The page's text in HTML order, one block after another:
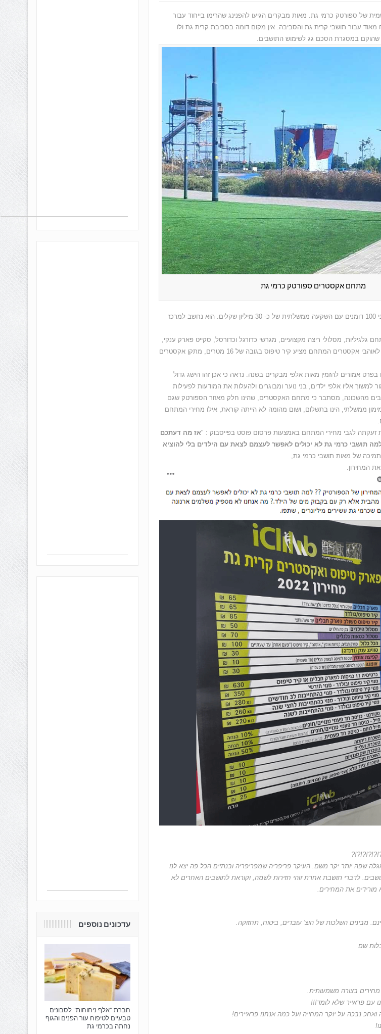
הרשמית של ספורטק כרמי גת. מאות מבקרים הגיעו להפנינג שהרימו בייחוד עבור
עבור תושבי קרית גת והסביבה. אין מקום דומה בסביבת קרית גת ולו
שהוקם במסגרת הסכם גג לשימוש התושבים.
מתחם אקסטרים ספורטק כרמי גת
ספורטק כרמי גת משתרע על פני 100 דומנים עם השקעה ממשלתית של כ- 30 מיליון שקלים. הוא נחשב למרכז
מסלולי ריצה מקצועיים, מגרשי כדורגל וכדורסל, סקייט פארק ענקי,
מיני פיץ' ומגרשי כדורעף חופים. לאוהבי אקסטרים המתחם מציע קיר טיפוס בגובה של 16 מטרים, מתקן אקסטרים
אמורים להזמין מאות אלפי מבקרים בשנה. נראה כי אכן זהו הישג גדול
אליו אלפי ילדים, בני נוער ומבוגרים ולהעלות את המודעות לפעילות
מהשכונה, מסתבר כי מתחם האקסטרים, שהינו חלק מאזור הספורטק שגם
ממשלתי, הינו בתשלום, ושום מהומה לא הייתה קוראת, אילו מחירי המתחם
לגבי מחירי המתחם באמצעות פרסום פוסט בפייסבוק : "אז מה דעתכם
תושבי כרמי גת לא יכולים לאפשר לעצמם לצאת עם הילדים בלי להוציא
של מאות תושבי כרמי גת,
המחירון.
שפה יותר יקר משם. העיקר פריפריה שמפריפריה ובנתיים הכל פה יצא לנו
לדברי תושבת אחרת זוהי חזירות לשמה, וקוראת לתושבים האחרים לא
את המחירים.
מבינים השלכות של הוצ' עובדים, ביטוח, תחזוקה.
שם
מחירים בצורה משמעותית.
עם פראייר שלא לומד!!!
נבכה על יוקר המחייה ועל כמה אנחנו פראיירים!
עדכונים נוספים
חברת "אלף ניחוחות" לסבונים
טבעיים לטיפוח עור הפנים והגוף
נחתה בכרמי גת